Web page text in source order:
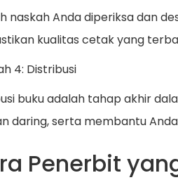
naskah Anda diperiksa dan
kualitas cetak yang
4: Distribusi
buku adalah tahap akhir
daring, serta membantu
Penerbit